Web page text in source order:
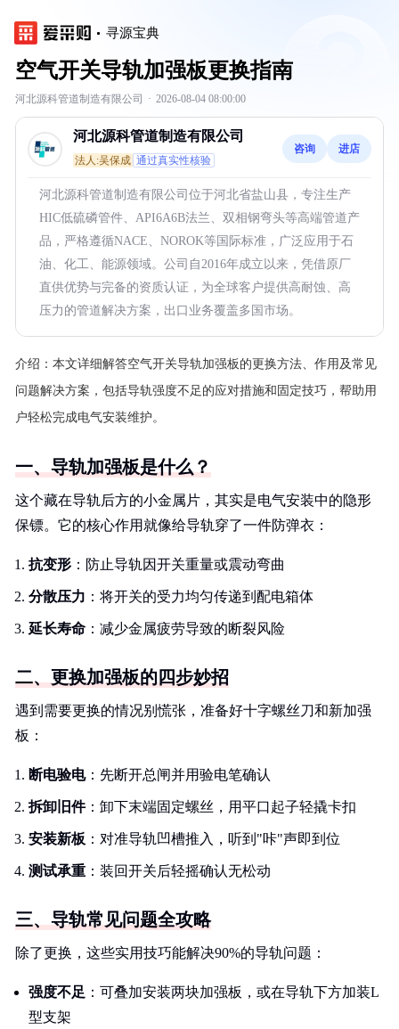
寻源宝典
空气开关导轨加强板更换指南
河北源科管道制造有限公司 · 2026-08-04 08:00:00
河北源科管道制造有限公司
法人:吴保成 通过真实性核验
咨询 进店
河北源科管道制造有限公司位于河北省盐山县，专注生产
HIC低硫磷管件、API6A6B法兰、双相钢弯头等高端管道产
品，严格遵循NACE、NOROK等国际标准，广泛应用于石
油、化工、能源领域。公司自2016年成立以来，凭借原厂
直供优势与完备的资质认证，为全球客户提供高耐蚀、高
压力的管道解决方案，出口业务覆盖多国市场。
介绍： 本文详细解答空气开关导轨加强板的更换方法、作用及常见
问题解决方案，包括导轨强度不足的应对措施和固定技巧，帮助用
户轻松完成电气安装维护。
一、导轨加强板是什么？
这个藏在导轨后方的小金属片，其实是电气安装中的隐形
保镖。它的核心作用就像给导轨穿了一件防弹衣：
抗变形 ：防止导轨因开关重量或震动弯曲
分散压力 ：将开关的受力均匀传递到配电箱体
延长寿命 ：减少金属疲劳导致的断裂风险
二、更换加强板的四步妙招
遇到需要更换的情况别慌张，准备好十字螺丝刀和新加强
板：
断电验电：先断开总闸并用验电笔确认
拆卸旧件：卸下末端固定螺丝，用平口起子轻撬卡扣
安装新板 ：对准导轨凹槽推入，听到"咔"声即到位
测试承重 ：装回开关后轻摇确认无松动
三、导轨常见问题全攻略
除了更换，这些实用技巧能解决90%的导轨问题：
强度不足 ：可叠加安装两块加强板，或在导轨下方加装L
型支架